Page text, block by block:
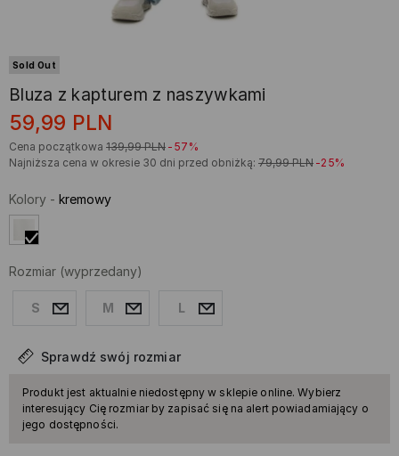
Sold Out
Bluza z kapturem z naszywkami
59,99 PLN
Cena początkowa 139,99 PLN -57%
Najniższa cena w okresie 30 dni przed obniżką: 79,99 PLN -25%
Kolory - kremowy
Rozmiar (wyprzedany)
S M L
Sprawdź swój rozmiar
Produkt jest aktualnie niedostępny w sklepie online. Wybierz
interesujący Cię rozmiar by zapisać się na alert powiadamiający o
jego dostępności.